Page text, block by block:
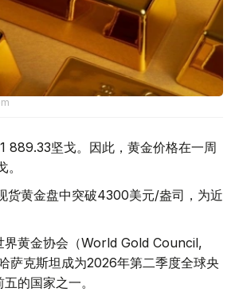
889.33坚戈。因此，黄金价格在一周
货黄金盘中突破4300美元/盎司，为近
界黄金协会（World Gold Council,
萨克斯坦成为2026年第二季度全球央
的国家之一。